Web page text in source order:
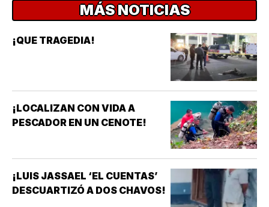
MÁS NOTICIAS
¡QUE TRAGEDIA!
¡LOCALIZAN CON VIDA A
PESCADOR EN UN CENOTE!
¡LUIS JASSAEL ‘EL CUENTAS’
DESCUARTIZÓ A DOS CHAVOS!